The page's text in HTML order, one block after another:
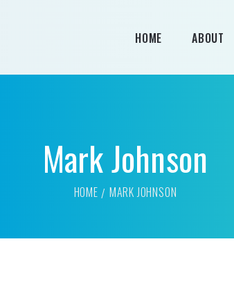
HOME ABOUT
Mark Johnson
HOME MARK JOHNSON